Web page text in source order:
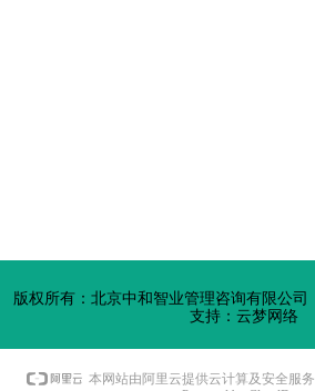
版权所有：北京中和智业管理咨询有限公司
支持：云梦网络
本网站由阿里云提供云计算及安全服务